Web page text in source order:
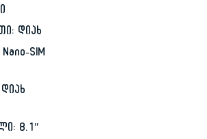
დიახ
SIM
8.1″